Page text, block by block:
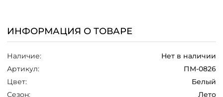
/
ИНФОРМАЦИЯ О ТОВАРЕ
Наличие:
Нет в наличии
Артикул:
ПМ-0826
Цвет:
Белый
Сезон:
Лето